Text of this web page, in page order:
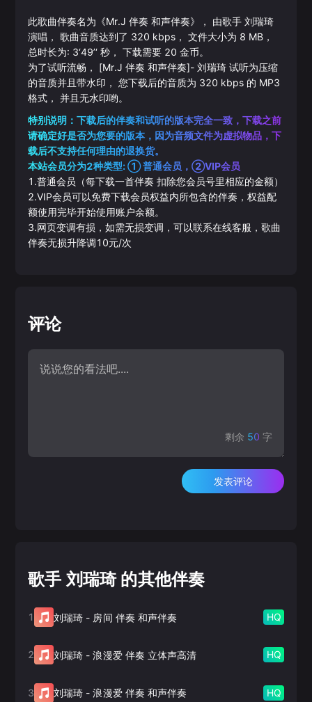
此歌曲伴奏名为《Mr.J 伴奏 和声伴奏》， 由歌手 刘瑞琦
演唱， 歌曲音质达到了 320 kbps， 文件大小为 8 MB，
总时长为: 3‘49’‘秒， 下载需要 20 金币。
为了试听流畅， [Mr.J 伴奏 和声伴奏]- 刘瑞琦 试听为压缩
的音质并且带水印， 您下载后的音质为 320 kbps 的 MP3
格式， 并且无水印哟。
特别说明：下载后的伴奏和试听的版本完全一致，下载之前
请确定好是否为您要的版本，因为音频文件为虚拟物品，下
载后不支持任何理由的退换货。
本站会员分为2种类型: ① 普通会员，②VIP会员
1.普通会员（每下载一首伴奏 扣除您会员号里相应的金额）
2.VIP会员可以免费下载会员权益内所包含的伴奏，权益配
额使用完毕开始使用账户余额。
3.网页变调有损，如需无损变调，可以联系在线客服，歌曲
伴奏无损升降调10元/次
评论
剩余 50 字
发表评论
歌手 刘瑞琦 的其他伴奏
1 刘瑞琦 - 房间 伴奏 和声伴奏 HQ
2 刘瑞琦 -浪漫爱 伴奏 立体声高清 HQ
3 刘瑞琦 -浪漫爱 伴奏 和声伴奏 HQ